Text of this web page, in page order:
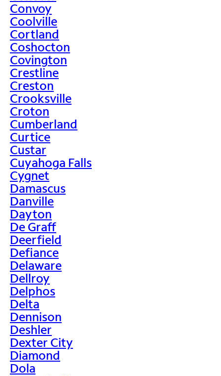
Convoy
Coolville
Cortland
Coshocton
Covington
Crestline
Creston
Crooksville
Croton
Cumberland
Curtice
Custar
Cuyahoga Falls
Cygnet
Damascus
Danville
Dayton
De Graff
Deerfield
Defiance
Delaware
Dellroy
Delphos
Delta
Dennison
Deshler
Dexter City
Diamond
Dola